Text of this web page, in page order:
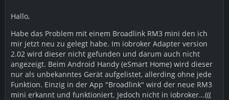
Hallo,
Habe das Problem mit einem Broadlink RM3 mini den ich
mir jetzt neu zu gelegt habe. Im iobroker Adapter version
2.02 wird dieser nicht gefunden und darum auch nicht
angezeigt. Beim Android Handy (eSmart Home) wird dieser
nur als unbekanntes Gerät aufgelistet, allerding ohne jede
Funktion. Einzig in der App "Broadlink" wird der neue RM3
mini erkannt und funktioniert. Jedoch nicht in iobroker...(((